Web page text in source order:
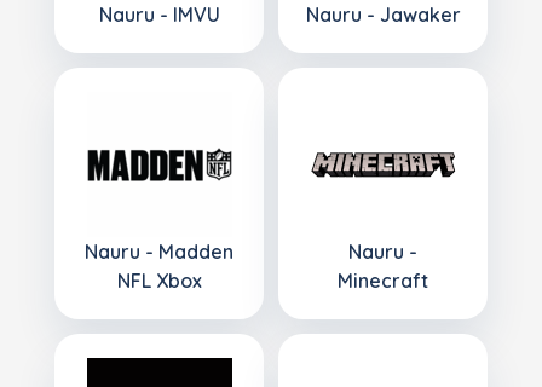
Nauru - IMVU Nauru - Jawaker
Nauru - Madden
NFL Xbox
Nauru -
Minecraft